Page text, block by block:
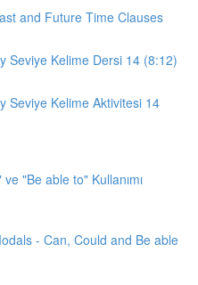
and Future Time Clauses
Seviye Kelime Dersi 14 (8:12)
Seviye Kelime Aktivitesi 14
"Be able to" Kullanımı
- Can, Could and Be able